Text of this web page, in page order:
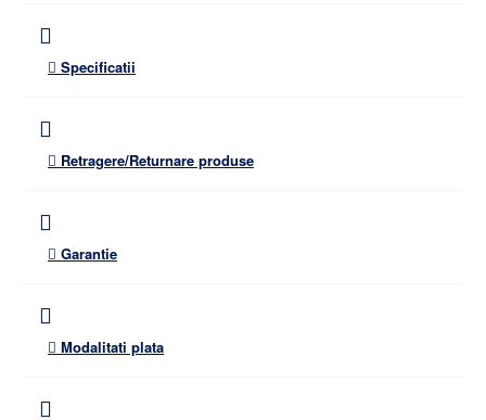
Specificatii
Retragere/Returnare produse
Garantie
Modalitati plata